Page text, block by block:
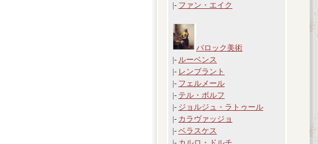
|- ファン・エイク
バロック美術
|- ルーベンス
|- レンブラント
|- フェルメール
|- テル・ボルフ
|- ジョルジュ・ラトゥール
|- カラヴァッジョ
|- ベラスケス